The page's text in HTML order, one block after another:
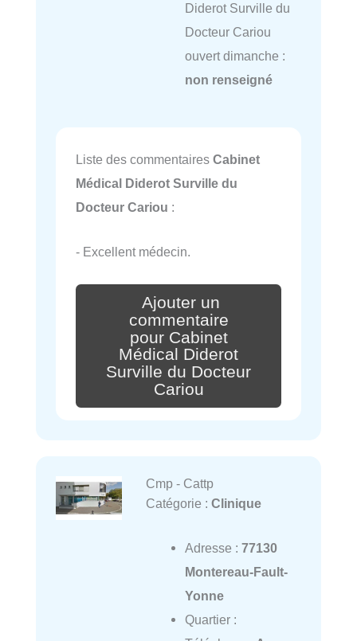
Diderot Surville du
Docteur Cariou
ouvert dimanche :
non renseigné
Liste des commentaires Cabinet
Médical Diderot Surville du
Docteur Cariou :
- Excellent médecin.
Ajouter un
commentaire
pour Cabinet
Médical Diderot
Surville du Docteur
Cariou
Cmp - Cattp
Catégorie : Clinique
Adresse : 77130
Montereau-Fault-
Yonne
Quartier :